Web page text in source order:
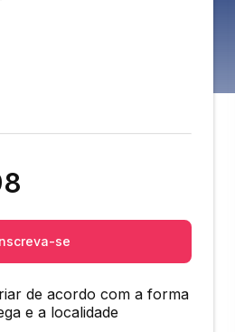
se
de acordo com a forma
e a localidade